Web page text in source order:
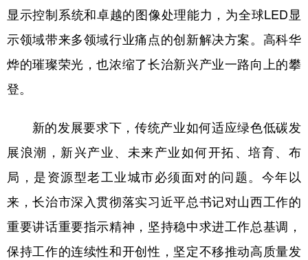
新疆 内蒙古 黑龙江
多语种频道
Русский язык 日本語 한국어
Deutsch Português
显示控制系统和卓越的图像处理能力，为全球LED显
示领域带来多领域行业痛点的创新解决方案。高科华
烨的璀璨荣光，也浓缩了长治新兴产业一路向上的攀
登。
新的发展要求下，传统产业如何适应绿色低碳发
展浪潮，新兴产业、未来产业如何开拓、培育、布
局，是资源型老工业城市必须面对的问题。今年以
来，长治市深入贯彻落实习近平总书记对山西工作的
重要讲话重要指示精神，坚持稳中求进工作总基调，
保持工作的连续性和开创性，坚定不移推动高质量发